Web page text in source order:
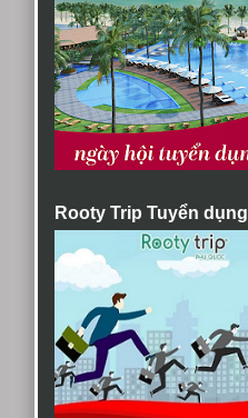
Rooty Trip Tuyển dụng